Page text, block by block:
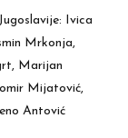
Ivica
Mrkonja,
Marijan
Mijatović,
Antović